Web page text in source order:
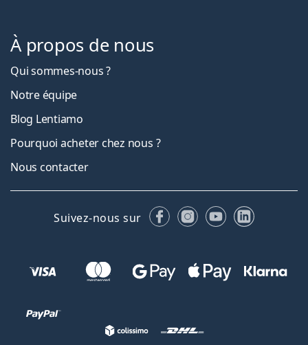
À propos de nous
Qui sommes-nous ?
Notre équipe
Blog Lentiamo
Pourquoi acheter chez nous ?
Nous contacter
Suivez-nous sur FacebookInstagram
YouTubeLinkedIn